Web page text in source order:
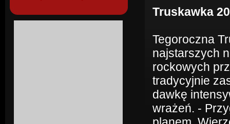
Truskawka
Tegoroczna
najstarszych
rockowych
tradycyjnie
dawkę
wrażeń. -